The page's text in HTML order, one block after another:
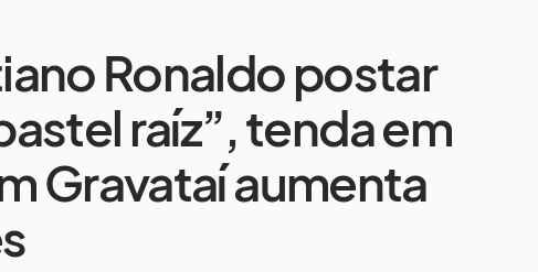
Ronaldo postar
raíz”, tenda em
Gravataí aumenta